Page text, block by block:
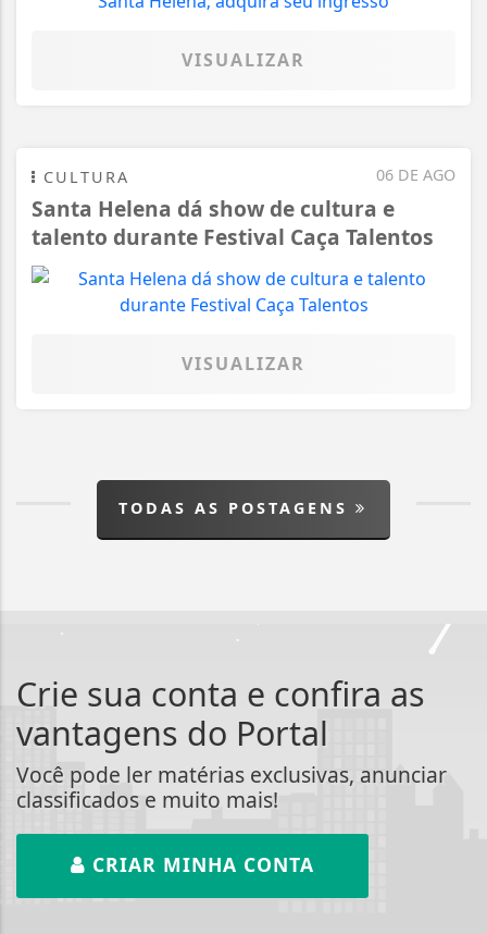
VISUALIZAR
06 DE AGO
CULTURA
Santa Helena dá show de cultura e
talento durante Festival Caça Talentos
VISUALIZAR
TODAS AS POSTAGENS
Crie sua conta e confira as
vantagens do Portal
Você pode ler matérias exclusivas, anunciar
classificados e muito mais!
CRIAR MINHA CONTA